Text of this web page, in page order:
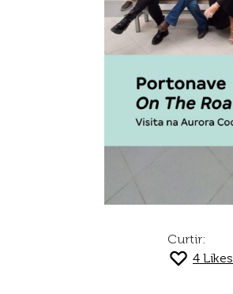
Curtir:
4 Likes